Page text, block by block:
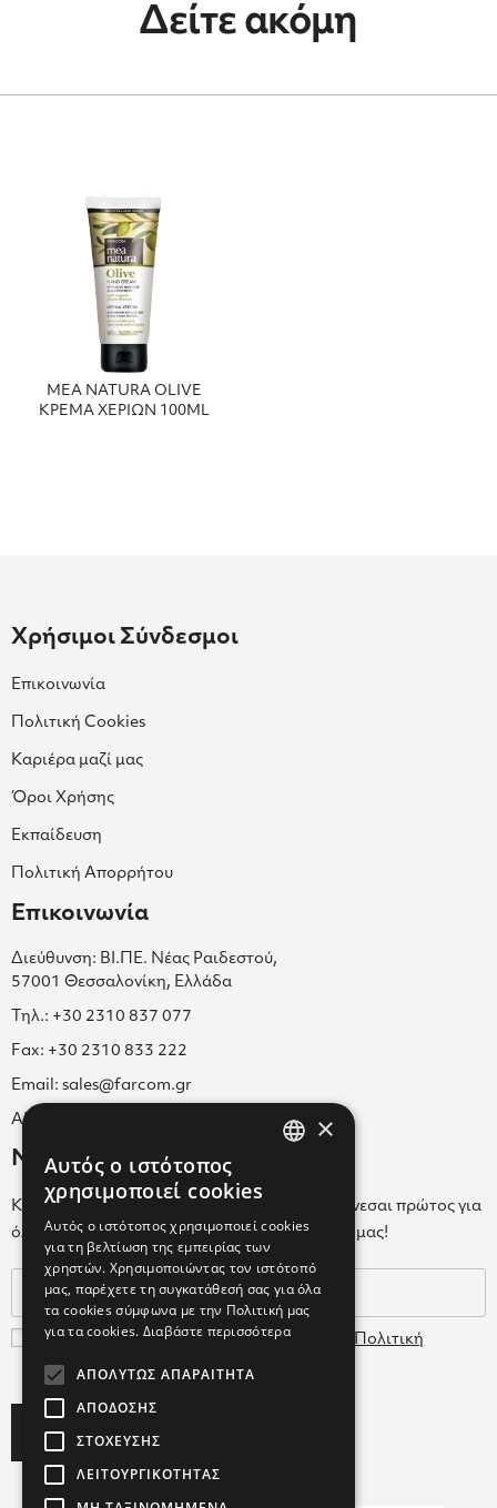
Δείτε ακόμη
MEA NATURA OLIVE
ΚΡΕΜΑ ΧΕΡΙΩΝ 100ML
Χρήσιμοι Σύνδεσμοι
Επικοινωνία
Πολιτική Cookies
Καριέρα μαζί μας
Όροι Χρήσης
Εκπαίδευση
Πολιτική Απορρήτου
Επικοινωνία
Διεύθυνση: ΒΙ.ΠΕ. Νέας Ραιδεστού,
57001 Θεσσαλονίκη, Ελλάδα
Τηλ.: +30 2310 837 077
Fax: +30 2310 833 222
Email: sales@farcom.gr
ΑΡ.Γ.Ε.ΜΗ. 038365205000
Newsletter
Κάνε εγγραφή στο Newsletter για να ενημερώνεσαι πρώτος για
όλα τα νέα μας και τα ολοκαίνουρια προϊόντα μας!
Συμφωνώ με τουςΌρους Χρήσης
Πολιτική
Δεδομένων
×
Αυτός ο ιστότοπος
χρησιμοποιεί cookies
Αυτός ο ιστότοπος χρησιμοποιεί cookies
για τη βελτίωση της εμπειρίας των
χρηστών. Χρησιμοποιώντας τον ιστότοπό
μας, παρέχετε τη συγκατάθεσή σας για όλα
τα cookies σύμφωνα με την Πολιτική μας
για τα cookies. Διαβάστε περισσότερα
ΑΠΟΛΎΤΩΣ ΑΠΑΡΑΊΤΗΤΑ
ΑΠΌΔΟΣΗΣ
ΣΤΌΧΕΥΣΗΣ
ΛΕΙΤΟΥΡΓΙΚΌΤΗΤΑΣ